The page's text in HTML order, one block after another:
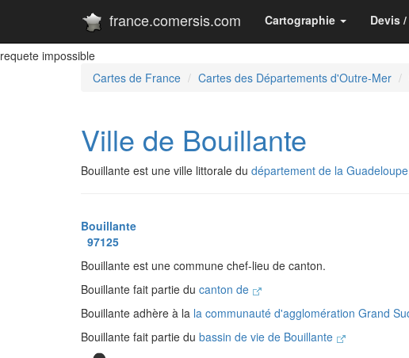
requete impossible
france.comersis.com Cartographie Devis
Cartes de France Cartes des Départements d'Outre-Mer
Ville de Bouillante
Bouillante est une ville littorale du département de la Guadeloupe
Bouillante
97125
Bouillante est une commune chef-lieu de canton.
Bouillante fait partie du canton de
Bouillante adhère à la la communauté d'agglomération Grand
Bouillante fait partie du bassin de vie de Bouillante